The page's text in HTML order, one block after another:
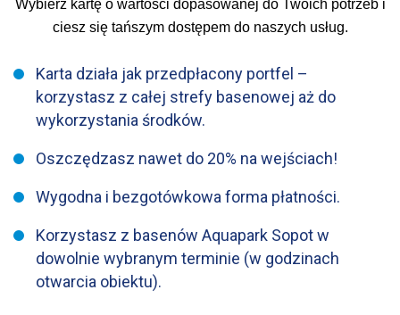
Wybierz kartę o wartości dopasowanej do Twoich potrzeb i
ciesz się tańszym dostępem do naszych usług.
Karta działa jak przedpłacony portfel –
korzystasz z całej strefy basenowej aż do
wykorzystania środków.
Oszczędzasz nawet do 20% na wejściach!
Wygodna i bezgotówkowa forma płatności.
Korzystasz z basenów Aquapark Sopot w
dowolnie wybranym terminie (w godzinach
otwarcia obiektu).